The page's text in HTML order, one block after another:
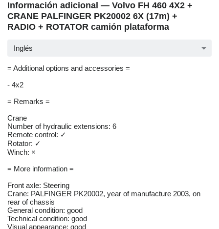
Información adicional — Volvo FH 460 4X2 +
CRANE PALFINGER PK20002 6X (17m) +
RADIO + ROTATOR camión plataforma
Inglés
= Additional options and accessories =
- 4x2
= Remarks =
Crane
Number of hydraulic extensions: 6
Remote control: ✓
Rotator: ✓
Winch: ×
= More information =
Front axle: Steering
Crane: PALFINGER PK20002, year of manufacture 2003, on
rear of chassis
General condition: good
Technical condition: good
Visual appearance: good